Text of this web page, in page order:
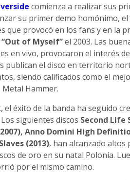
comienza a realizar sus
su primer demo homónimo,
que provocó en los fans y en la
“Out of Myself”el 2003. Las
en vivo, provocaron el interés
publican el disco en territorio
siendo calificados como el
Hammer.
el éxito de la banda ha seguido
siguientes discos Second Life
Anno Domini High
(2013), han alcanzado altos
de oro en su natal Polonia.
por el mismo camino.